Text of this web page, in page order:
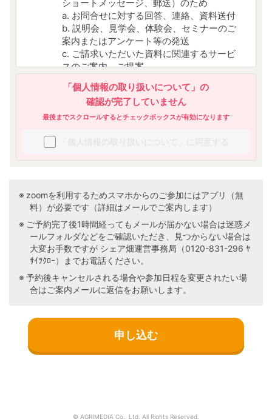
ショートメッセージ、郵送）のため
a. お問合せに対する回答、連絡、資料送付
b. 説明会、見学会、体験会、セミナーのご
案内またはアンケート等の発送
c. ご請求いただいた資料に関連するサービ
スのご案内、ご提案
いての広告及び宣伝を送付するため
参加者、受講者、顧客管理のため
今後のサービス改善・向上に役立てるため
て、会員様の属性・行動履歴等の分析に基
本「個人情報の取り扱いについて」に従っ
て、第三者に対する提供を行うため
※個人情報をお知らせ頂けなかった場合には、上記
の目的事項が実施できない場合がございますの
で、ご了承ください。
■ 個人情報の第三者提供について
1. 当社は、個人情報保護法等の法令に基づく場合
（1）お客様を識別することができない状態
で統計的なデータとして開示・提供すると
（3）公衆衛生の向上又は児童の健全な育成
「個人情報の取り扱いについて」の
確認が完了していません
最後までスクロールするとチェックボックスが有効になります
「個人情報の取り扱いについて」に同意する
zoomを利用するためスマホからのご参加にはアプリ（無
料）が必要です（詳細はメールでご案内します）
ご予約完了後1時間経ってもメールが届かない場合は迷惑メ
ールフォルダなどをご確認いただき、見つからない場合は
大変お手数ですが シェア畑運営事務局（0120-831-296 ﾔ
ｻｲﾂｸﾛｰ）までお電話ください。
予約後キャンセルされる場合や参加日程を変更されたい場
合はご案内メールに返信をお願いします。
© AGRIMEDIA Co., Ltd. All Rights Reserved.